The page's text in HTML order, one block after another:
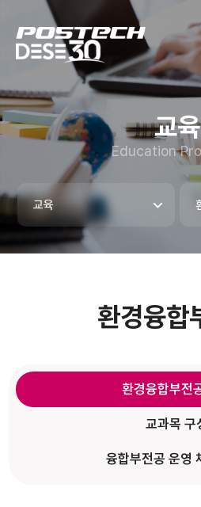
교육
Education
교육
환경융합
환경융합부전
교과목 구
융합부전공 운영